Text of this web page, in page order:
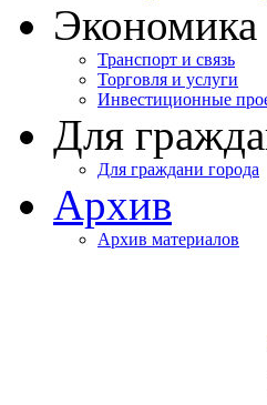
Экономика
Транспорт и связь
Торговля и услуги
Инвестиционные
Для
Для граждани города
Архив
Архив материалов